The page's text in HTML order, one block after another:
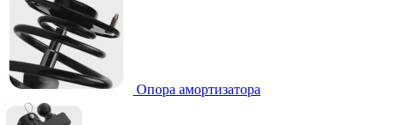
Опора амортизатора